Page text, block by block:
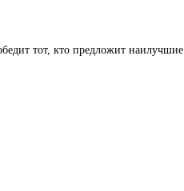
тот, кто предложит наилучшие